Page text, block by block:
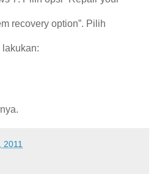
recovery option”. Pilih
lakukan:
2011